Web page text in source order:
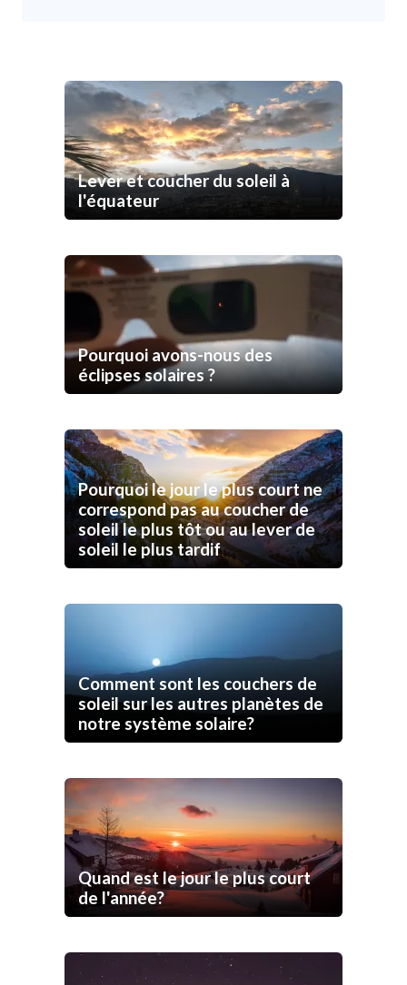
Lever et coucher du soleil à
l'équateur
Pourquoi avons-nous des
éclipses solaires ?
Pourquoi le jour le plus court ne
correspond pas au coucher de
soleil le plus tôt ou au lever de
soleil le plus tardif
Comment sont les couchers de
soleil sur les autres planètes de
notre système solaire?
Quand est le jour le plus court
de l'année?